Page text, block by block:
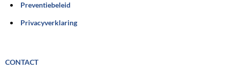
Preventiebeleid
Privacyverklaring
CONTACT